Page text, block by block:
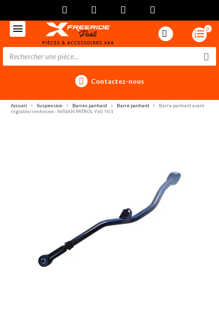
0
Contactez-nous
Accueil Suspension Barres panhard Barre panhard
Barre panhard avant
réglable/renforcée - NISSAN PATROL Y60 Y61